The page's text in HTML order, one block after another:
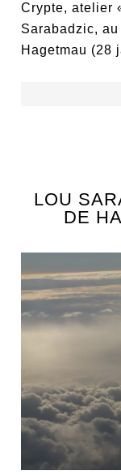
Crypte, atelier
Sarabadzic,
Hagetmau (28
LOU
DE